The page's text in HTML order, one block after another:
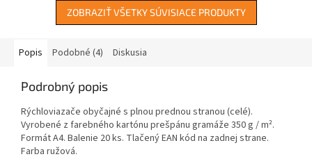
ZOBRAZIŤ VŠETKY SÚVISIACE PRODUKTY
Popis Podobné (4) Diskusia
Podrobný popis
Rýchloviazače obyčajné s plnou prednou stranou (celé).
Vyrobené z farebného kartónu prešpánu gramáže 350 g / m².
Formát A4. Balenie 20 ks. Tlačený EAN kód na zadnej strane.
Farba ružová.